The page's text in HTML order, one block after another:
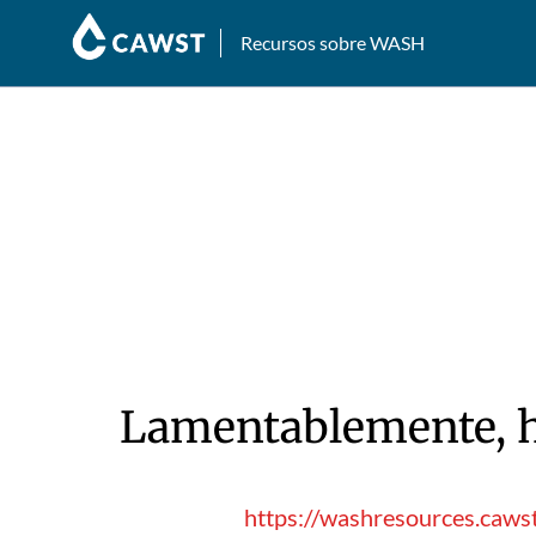
Recursos sobre WASH
Lamentablemente,
https://